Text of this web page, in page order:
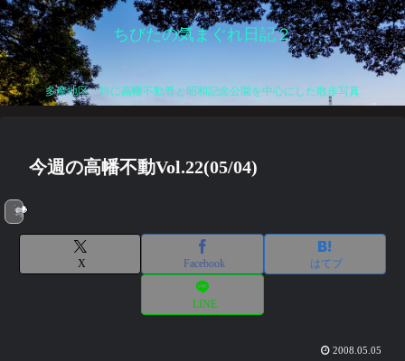
ちびたの気まぐれ日記２
多摩地区、特に高幡不動尊と昭和記念公園を中心にした散歩写真
今週の高幡不動Vol.22(05/04)
写真
X Facebook はてブ
LINE
2008.05.05